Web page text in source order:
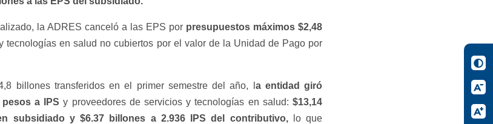
la ADRES canceló a las EPS por presupuestos máximos $2,48
tecnologías en salud no cubiertos por el valor de la Unidad de Pago por
billones transferidos en el primer semestre del año, l a entidad giró
a IPSy proveedores de servicios y tecnologías en salud:$13,14
subsidiadoy $6.37 billones a 2.936 IPS del contributivo,lo que